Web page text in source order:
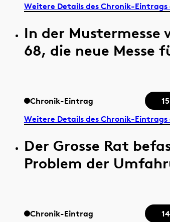
Weitere Details des Chronik-Eintrags
In der Mustermesse
68, die neue Messe
Chronik-Eintrag
Weitere Details des Chronik-Eintrags
Der Grosse Rat
Problem der
Chronik-Eintrag